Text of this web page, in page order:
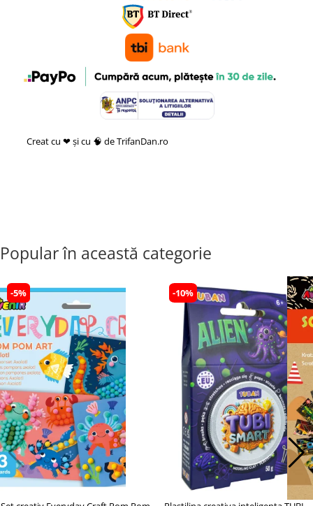
Creat cu ❤ și cu 🧠 de TrifanDan.ro
Popular în această categorie
-5% -10%